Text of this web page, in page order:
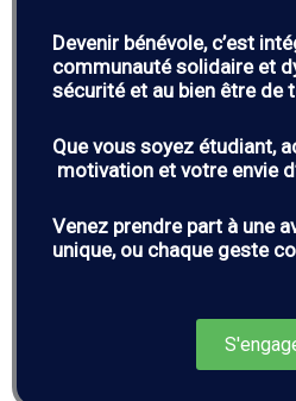
Devenir bénévole, c’est
communauté solidaire et
sécurité et au bien être de
Que vous soyez étudiant,
motivation et votre envie
Venez prendre part à une
unique, ou chaque geste